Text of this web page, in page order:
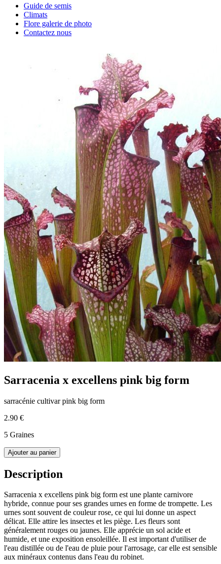
Guide de semis
Climats
Flore galerie de photo
Contactez nous
Sarracenia x excellens pink big form
sarracénie cultivar pink big form
2.90 €
5 Graines
Ajouter au panier
Description
Sarracenia x excellens pink big form est une plante carnivore
hybride, connue pour ses grandes urnes en forme de trompette. Les
urnes sont souvent de couleur rose, ce qui lui donne un aspect
délicat. Elle attire les insectes et les piège. Les fleurs sont
généralement rouges ou jaunes. Elle apprécie un sol acide et
humide, et une exposition ensoleillée. Il est important d'utiliser de
l'eau distillée ou de l'eau de pluie pour l'arrosage, car elle est sensible
aux minéraux contenus dans l'eau du robinet.